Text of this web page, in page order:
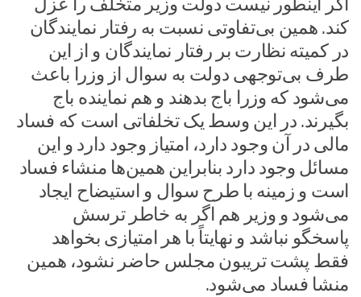
اگر اینطور نیست دولت وزیر متخلف را عزل
کند. همین بی‌تفاوتی نسبت به رفتار نمایندگان
در کمیته نظارت بر رفتار نمایندگان و از این
طرف بی‌توجهی دولت به سوال از وزرا باعث
می‌شود که وزرا باج بدهند و هم نماینده باج
بگیرند. در این وسط یک تخلفاتی است که فساد
مالی در آن وجود دارد، امتیاز وجود دارد و این
مسائل وجود دارد بنابراین همین‌ها منشاء فساد
است و زمینه با طرح سوال و استیضاح ایجاد
می‌شود و وزیر هم اگر به خاطر ترسش
پاسخگو نباشد و نهایتاً با هر امتیازی بخواهد
فقط پشت تریبون مجلس حاضر نشود، همین
منشا فساد می‌شود.